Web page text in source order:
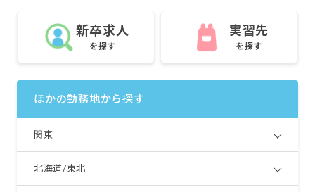
新卒求人
を探す
実習先
を探す
ほかの勤務地から探す
関東
北海道/東北